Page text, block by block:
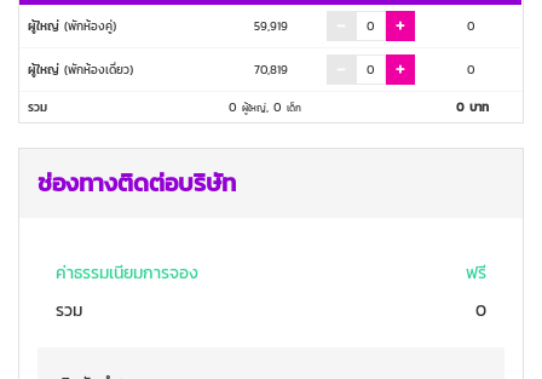
ผู้ใหญ่ (พักห้องคู่) 59,919 0
ผู้ใหญ่ (พักห้องเดี่ยว) 70,819 0
รวม 0 ผู้ใหญ่, 0 เด็ก 0 บาท
ช่องทางติดต่อบริษัท
ค่าธรรมเนียมการจอง
ฟรี
รวม
0